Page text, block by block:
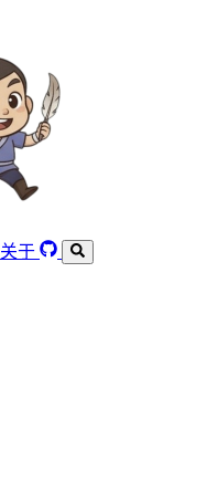
关于